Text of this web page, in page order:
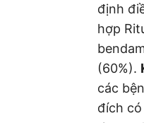
định
hợp
(60%).
các
đích